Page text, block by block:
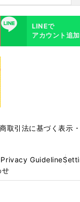
LINEで
アカウント追加
取引法に基づく表示
Privacy Guideline
せ